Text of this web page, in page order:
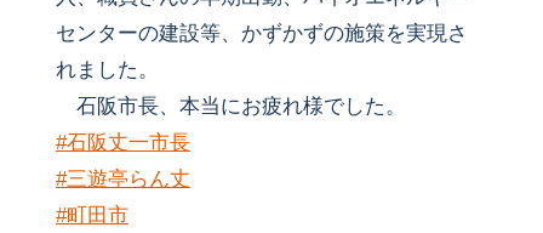
センターの建設等、かずかずの施策を実現さ
れました。
石阪市長、本当にお疲れ様でした。
#石阪丈一市長
#三遊亭らん丈
#町田市